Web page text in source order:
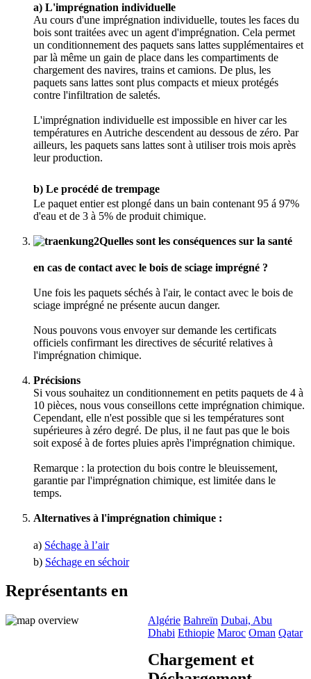
a) L'imprégnation individuelle
Au cours d'une imprégnation individuelle, toutes les faces du
bois sont traitées avec un agent d'imprégnation. Cela permet
un conditionnement des paquets sans lattes supplémentaires et
par là même un gain de place dans les compartiments de
chargement des navires, trains et camions. De plus, les
paquets sans lattes sont plus compacts et mieux protégés
contre l'infiltration de saletés.
L'imprégnation individuelle est impossible en hiver car les
températures en Autriche descendent au dessous de zéro. Par
ailleurs, les paquets sans lattes sont à utiliser trois mois après
leur production.
b) Le procédé de trempage
Le paquet entier est plongé dans un bain contenant 95 á 97%
d'eau et de 3 à 5% de produit chimique.
Quelles sont les conséquences sur la santé
en cas de contact avec le bois de sciage imprégné ?
Une fois les paquets séchés à l'air, le contact avec le bois de
sciage imprégné ne présente aucun danger.
Nous pouvons vous envoyer sur demande les certificats
officiels confirmant les directives de sécurité relatives à
l'imprégnation chimique.
Précisions
Si vous souhaitez un conditionnement en petits paquets de 4 à
10 pièces, nous vous conseillons cette imprégnation chimique.
Cependant, elle n'est possible que si les températures sont
supérieures à zéro degré. De plus, il ne faut pas que le bois
soit exposé à de fortes pluies après l'imprégnation chimique.
Remarque : la protection du bois contre le bleuissement,
garantie par l'imprégnation chimique, est limitée dans le
temps.
Alternatives à l'imprégnation chimique :
a) Séchage à l’air
b) Séchage en séchoir
Représentants en
Algérie Bahreïn Dubai, Abu
Dhabi Ethiopie Maroc Oman Qatar
Chargement et